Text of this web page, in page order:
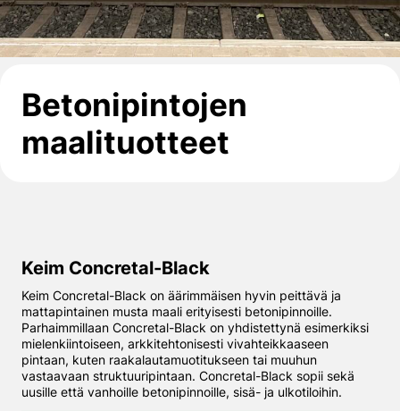
Betonipintojen
maalituotteet
Keim Concretal-Black
Keim Concretal-Black on äärimmäisen hyvin peittävä ja
mattapintainen musta maali erityisesti betonipinnoille.
Parhaimmillaan Concretal-Black on yhdistettynä esimerkiksi
mielenkiintoiseen, arkkitehtonisesti vivahteikkaaseen
pintaan, kuten raakalautamuotitukseen tai muuhun
vastaavaan struktuuripintaan. Concretal-Black sopii sekä
uusille että vanhoille betonipinnoille, sisä- ja ulkotiloihin.